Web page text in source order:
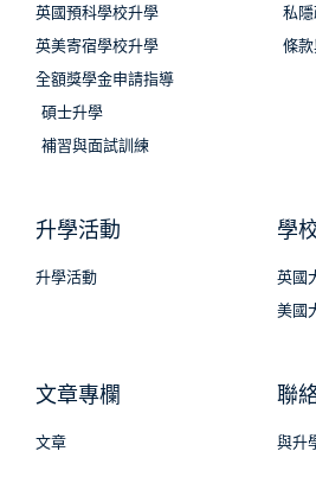
英國預科學校升學
英美寄宿學校升學
全額獎學金申請指導
碩士升學
補習與面試訓練
私
條
升學活動
升學活動
學
英國
美國
文章專欄
文章
聯
與升